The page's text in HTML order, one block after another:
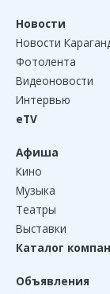
Новости
Новости
Фотолента
Видеоновости
Интервью
eTV
Афиша
Кино
Музыка
Театры
Выставки
Каталог
Объявления